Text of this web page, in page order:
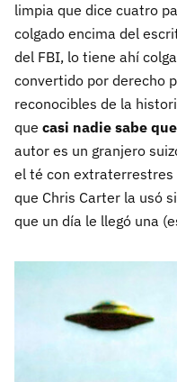
limpia que dice cuatro
colgado encima del
del FBI, lo tiene ahí
convertido por derecho
reconocibles de la
que casi nadie sabe
autor es un granjero
el té con extraterrestres
que Chris Carter la usó
que un día le llegó una